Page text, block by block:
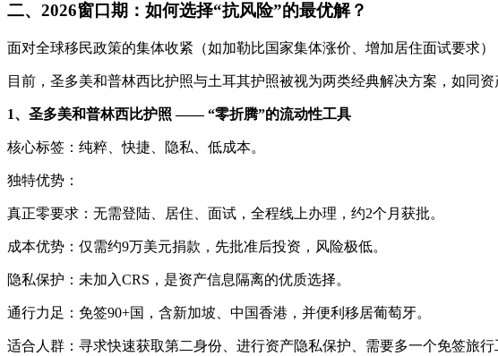
二、2026窗口期：如何选择“抗风险”的最优解？
面对全球移民政策的集体收紧（如加勒比国家集体涨价、增加居住面试要求
目前，圣多美和普林西比护照与土耳其护照被视为两类经典解决方案，如同
1、圣多美和普林西比护照 —— “零折腾”的流动性工具
核心标签：纯粹、快捷、隐私、低成本。
独特优势：
真正零要求：无需登陆、居住、面试，全程线上办理，约2个月获批。
成本优势：仅需约9万美元捐款，先批准后投资，风险极低。
隐私保护：未加入CRS，是资产信息隔离的优质选择。
通行力足：免签90+国，含新加坡、中国香港，并便利移居葡萄牙。
适合人群：寻求快速获取第二身份、进行资产隐私保护、需要多一个免签旅行